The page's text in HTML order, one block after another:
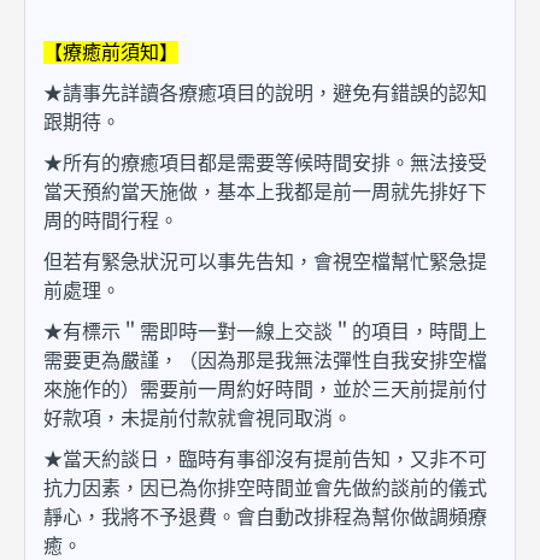
【療癒前須知】
★請事先詳讀各療癒項目的說明，避免有錯誤的認知
跟期待。
★所有的療癒項目都是需要等候時間安排。無法接受
當天預約當天施做，基本上我都是前一周就先排好下
周的時間行程。
但若有緊急狀況可以事先告知，會視空檔幫忙緊急提
前處理。
★有標示＂需即時一對一線上交談＂的項目，時間上
需要更為嚴謹，（因為那是我無法彈性自我安排空檔
來施作的）需要前一周約好時間，並於三天前提前付
好款項，未提前付款就會視同取消。
★當天約談日，臨時有事卻沒有提前告知，又非不可
抗力因素，因已為你排空時間並會先做約談前的儀式
靜心，我將不予退費。會自動改排程為幫你做調頻療
癒。